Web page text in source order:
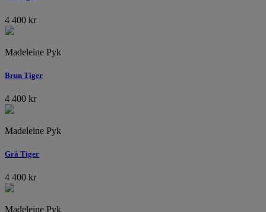
4 400 kr
Madeleine Pyk
Brun Tiger
4 400 kr
Madeleine Pyk
Grå Tiger
4 400 kr
Madeleine Pyk